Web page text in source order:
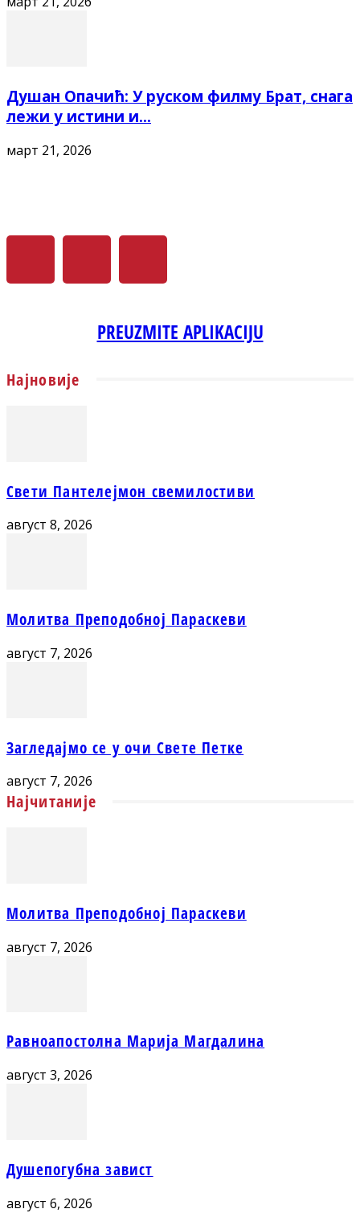
Душан Опачић: У руском филму Брат, снага
лежи у истини и...
март 21, 2026
PREUZMITE APLIKACIJU
Најновије
Свети Пантелејмон свемилостиви
август 8, 2026
Молитва Преподобној Параскеви
август 7, 2026
Загледајмо се у очи Свете Петке
август 7, 2026
Најчитаније
Молитва Преподобној Параскеви
август 7, 2026
Равноапостолна Марија Магдалина
август 3, 2026
Душепогубна завист
август 6, 2026